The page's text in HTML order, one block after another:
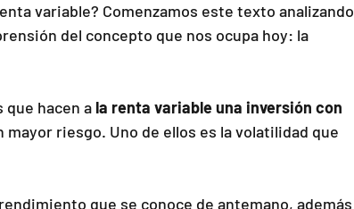
variable? Comenzamos este texto analizando
del concepto que nos ocupa hoy: la
hacen a la renta variable una inversión con
mayor riesgo. Uno de ellos es la volatilidad que
que se conoce de antemano, además